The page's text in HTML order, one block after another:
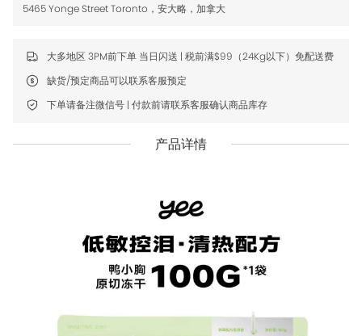
5465 Yonge Street Toronto，安大略，加拿大
大多地区 3PM前下单 当日闪送 | 税前满$99（24Kg以下）免配送费
缺货/预定商品可以联系客服预定
下单请备注微信号 | 付款前请联系客服确认商品库存
产品详情